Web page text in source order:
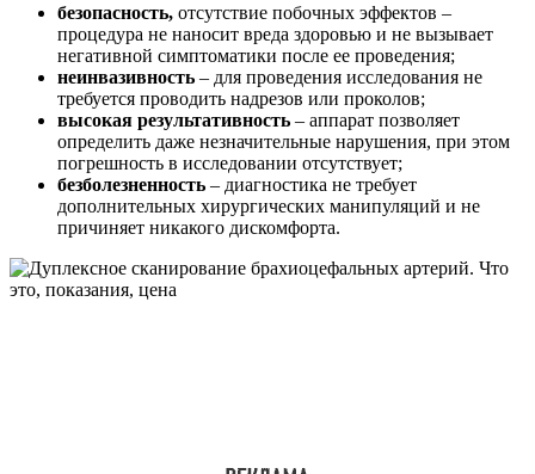
безопасность, отсутствие побочных эффектов –
процедура не наносит вреда здоровью и не вызывает
негативной симптоматики после ее проведения;
неинвазивность – для проведения исследования не
требуется проводить надрезов или проколов;
высокая результативность – аппарат позволяет
определить даже незначительные нарушения, при этом
погрешность в исследовании отсутствует;
безболезненность – диагностика не требует
дополнительных хирургических манипуляций и не
причиняет никакого дискомфорта.